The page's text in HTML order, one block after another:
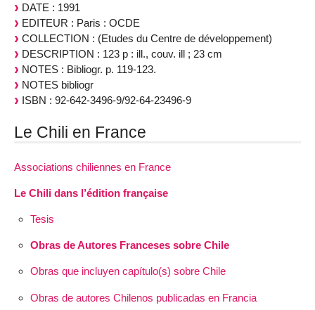
DATE : 1991
EDITEUR : Paris : OCDE
COLLECTION : (Etudes du Centre de développement)
DESCRIPTION : 123 p : ill., couv. ill ; 23 cm
NOTES : Bibliogr. p. 119-123.
NOTES bibliogr
ISBN : 92-642-3496-9/92-64-23496-9
Le Chili en France
Associations chiliennes en France
Le Chili dans l’édition française
Tesis
Obras de Autores Franceses sobre Chile
Obras que incluyen capítulo(s) sobre Chile
Obras de autores Chilenos publicadas en Francia